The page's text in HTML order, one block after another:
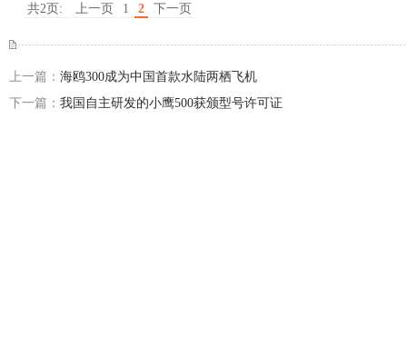
共2页: 上一页 1 2 下一页
上一篇： 海鸥300成为中国首款水陆两栖飞机
下一篇： 我国自主研发的小鹰500获颁型号许可证